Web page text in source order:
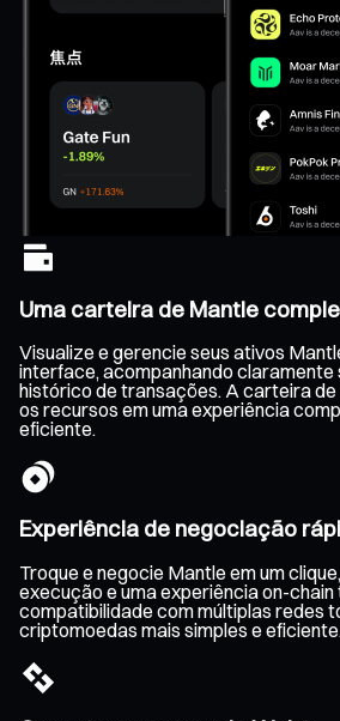
Uma carteira de Mantle
Visualize e gerencie seus ativos
interface, acompanhando claramente
histórico de transações. A carteira
os recursos em uma experiência
eficiente.
Experiência de negociação
Troque e negocie Mantle em um
execução e uma experiência on-chain
compatibilidade com múltiplas redes
criptomoedas mais simples e eficiente.